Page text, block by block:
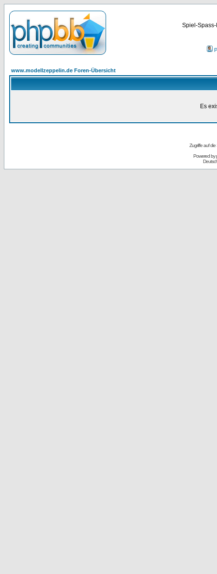
Spiel-
www.modellzeppelin.de Foren-Übersicht
Es
Zugriffe auf
Powered by